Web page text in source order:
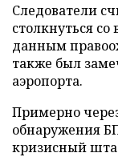
Следователи
столкнуться
данным
также был
аэропорта.
Примерно
обнаружения
кризисный